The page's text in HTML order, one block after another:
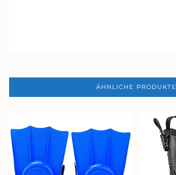
ÄHNLICHE PRODUKTE